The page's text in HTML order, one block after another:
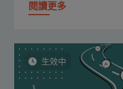
閱讀更多
生效中